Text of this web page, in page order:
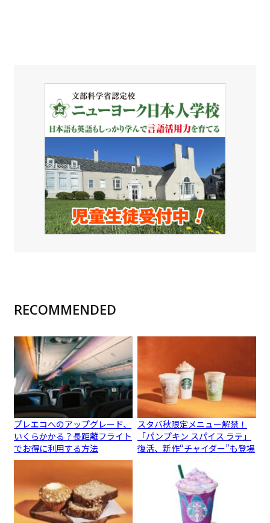
RECOMMENDED
プレエコへのアップグレード、
いくらかかる？長距離フライト
でお得に利用する方法
スタバ秋限定メニュー解禁！
「パンプキン スパイス ラテ」
復活、新作“チャイダー”も登場